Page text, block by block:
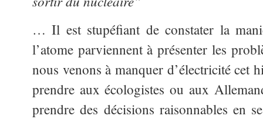
… Il est stupéfiant de constater la
l’atome parviennent à présenter les
nous venons à manquer d’électricité cet
prendre aux écologistes ou aux
prendre des décisions raisonnables en